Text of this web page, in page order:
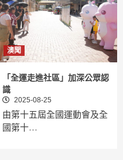
澳聞
「全運走進社區」加深公眾認
識
2025-08-25
由第十五屆全國運動會及全
國第十…